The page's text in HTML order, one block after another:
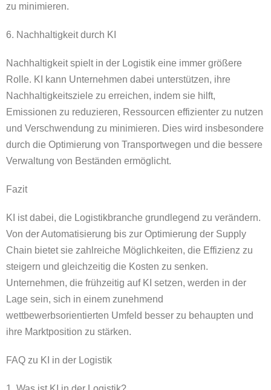
zu minimieren.
6. Nachhaltigkeit durch KI
Nachhaltigkeit spielt in der Logistik eine immer größere
Rolle. KI kann Unternehmen dabei unterstützen, ihre
Nachhaltigkeitsziele zu erreichen, indem sie hilft,
Emissionen zu reduzieren, Ressourcen effizienter zu nutzen
und Verschwendung zu minimieren. Dies wird insbesondere
durch die Optimierung von Transportwegen und die bessere
Verwaltung von Beständen ermöglicht.
Fazit
KI ist dabei, die Logistikbranche grundlegend zu verändern.
Von der Automatisierung bis zur Optimierung der Supply
Chain bietet sie zahlreiche Möglichkeiten, die Effizienz zu
steigern und gleichzeitig die Kosten zu senken.
Unternehmen, die frühzeitig auf KI setzen, werden in der
Lage sein, sich in einem zunehmend
wettbewerbsorientierten Umfeld besser zu behaupten und
ihre Marktposition zu stärken.
FAQ zu KI in der Logistik